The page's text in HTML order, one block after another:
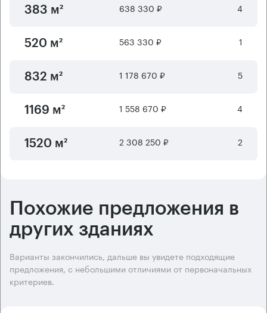
383 м² 638 330 ₽ 4
520 м² 563 330 ₽ 1
832 м² 1 178 670 ₽ 5
1169 м² 1 558 670 ₽ 4
1520 м² 2 308 250 ₽ 2
Похожие предложения в
других зданиях
Варианты закончились, дальше вы увидете подходящие
предложения, с небольшими отличиями от первоначальных
критериев.